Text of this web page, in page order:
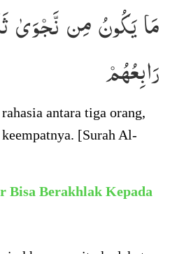
مَا يَكُونُ مِن نَّجۡوَىٰ
رَابِعُهُمۡ
antara tiga orang,
[Surah Al-
Bisa Berakhlak Kepada